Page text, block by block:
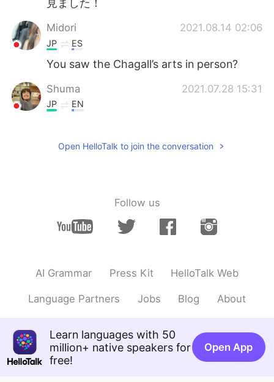
見ました！
Midori 2021.08.14 02:06
JP ES
You saw the Chagall’s arts in person?
Shuma 2021.07.28 15:31
JP EN
いい！！
す。コネチカットで休みをとった
るところ？
EN JP
@Shuma
1番目や最後の3枚をニューヨ－
Open HelloTalk to join the conversation
Follow us
AI Grammar Press Kit HelloTalk Web
Language Partners Jobs Blog About
Learn languages with 50
million+ native speakers for
free!
Open App